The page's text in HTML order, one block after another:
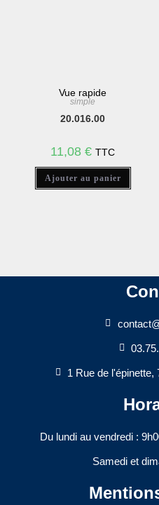
Vue rapide
simple
20.016.00
11,08€ TTC
Ajouter au panier
1 Rue de l'épinette,
Du lundi au vendredi :
Samedi et